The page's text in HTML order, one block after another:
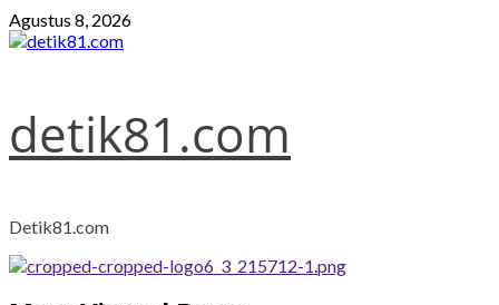
Skip
to
Agustus 8, 2026
detik81.com
Detik81.com